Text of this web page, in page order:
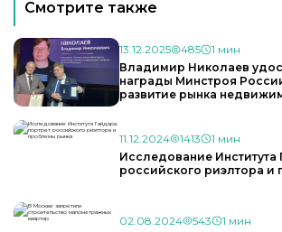
Смотрите также
13.12.2025 485
1 мин
Владимир Николаев
награды Минстроя
развитие рынка
11.12.2024 1413
1 мин
Исследование Института
российского риэлтора и
02.08.2024 543
1 мин